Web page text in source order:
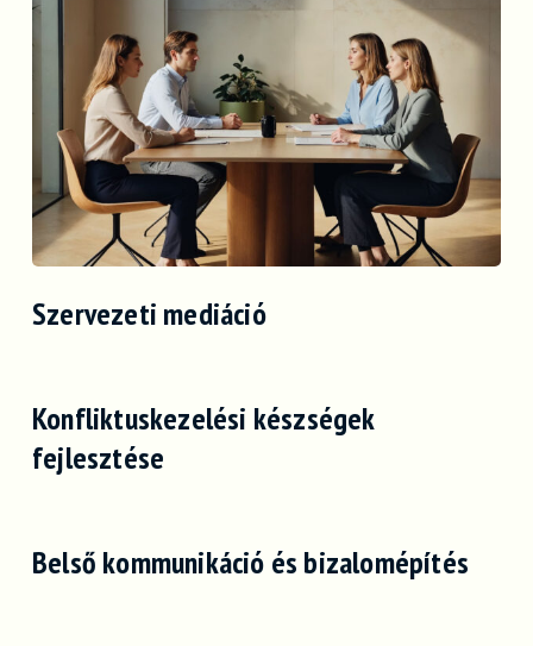
Szervezeti mediáció
Konfliktuskezelési készségek
fejlesztése
Belső kommunikáció és bizalomépítés